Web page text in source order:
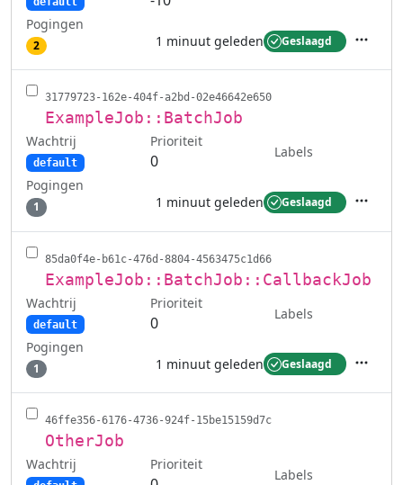
Pogingen
2 1 minuut geleden Geslaagd
31779723-162e-404f-a2bd-02e46642e650
ExampleJob::BatchJob
Wachtrij
default
Prioriteit
0
Labels
Pogingen
1 1 minuut geleden Geslaagd
85da0f4e-b61c-476d-8804-4563475c1d66
ExampleJob::BatchJob::CallbackJob
Wachtrij
default
Prioriteit
0
Labels
Pogingen
1 1 minuut geleden Geslaagd
46ffe356-6176-4736-924f-15be15159d7c
OtherJob
Wachtrij Prioriteit
Labels